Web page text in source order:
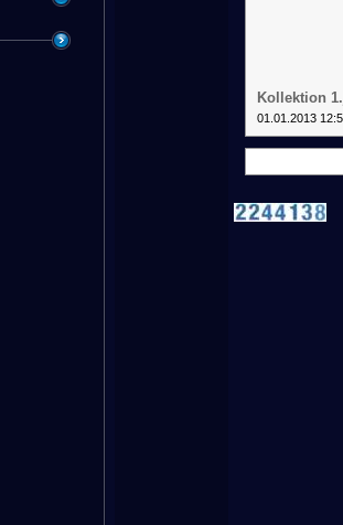
Kollektion
01.01.2013